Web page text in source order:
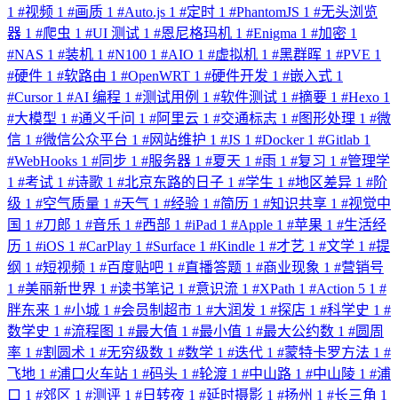
1 #视频 1 #画质 1 #Auto.js 1 #定时 1 #PhantomJS 1 #无头浏览
器 1 #爬虫 1 #UI 测试 1 #恩尼格玛机 1 #Enigma 1 #加密 1
#NAS 1 #装机 1 #N100 1 #AIO 1 #虚拟机 1 #黑群晖 1 #PVE 1
#硬件 1 #软路由 1 #OpenWRT 1 #硬件开发 1 #嵌入式 1
#Cursor 1 #AI 编程 1 #测试用例 1 #软件测试 1 #摘要 1 #Hexo 1
#大模型 1 #通义千问 1 #阿里云 1 #交通标志 1 #图形处理 1 #微
信 1 #微信公众平台 1 #网站维护 1 #JS 1 #Docker 1 #Gitlab 1
#WebHooks 1 #同步 1 #服务器 1 #夏天 1 #雨 1 #复习 1 #管理学
1 #考试 1 #诗歌 1 #北京东路的日子 1 #学生 1 #地区差异 1 #阶
级 1 #空气质量 1 #天气 1 #经验 1 #简历 1 #知识共享 1 #视觉中
国 1 #刀郎 1 #音乐 1 #西部 1 #iPad 1 #Apple 1 #苹果 1 #生活经
历 1 #iOS 1 #CarPlay 1 #Surface 1 #Kindle 1 #才艺 1 #文学 1 #提
纲 1 #短视频 1 #百度贴吧 1 #直播答题 1 #商业现象 1 #营销号
1 #美丽新世界 1 #读书笔记 1 #意识流 1 #XPath 1 #Action 5 1 #
胖东来 1 #小城 1 #会员制超市 1 #大润发 1 #探店 1 #科学史 1 #
数学史 1 #流程图 1 #最大值 1 #最小值 1 #最大公约数 1 #圆周
率 1 #割圆术 1 #无穷级数 1 #数学 1 #迭代 1 #蒙特卡罗方法 1 #
飞地 1 #浦口火车站 1 #码头 1 #轮渡 1 #中山路 1 #中山陵 1 #浦
口 1 #郊区 1 #测评 1 # 日转夜 1 #延时摄影 1 #扬州 1 #长三角 1